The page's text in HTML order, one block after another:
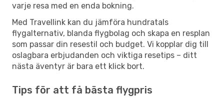
varje resa med en enda bokning.
Med Travellink kan du jämföra hundratals
flygalternativ, blanda flygbolag och skapa en resplan
som passar din resestil och budget. Vi kopplar dig till
oslagbara erbjudanden och viktiga resetips – ditt
nästa äventyr är bara ett klick bort.
Tips för att få bästa flygpris